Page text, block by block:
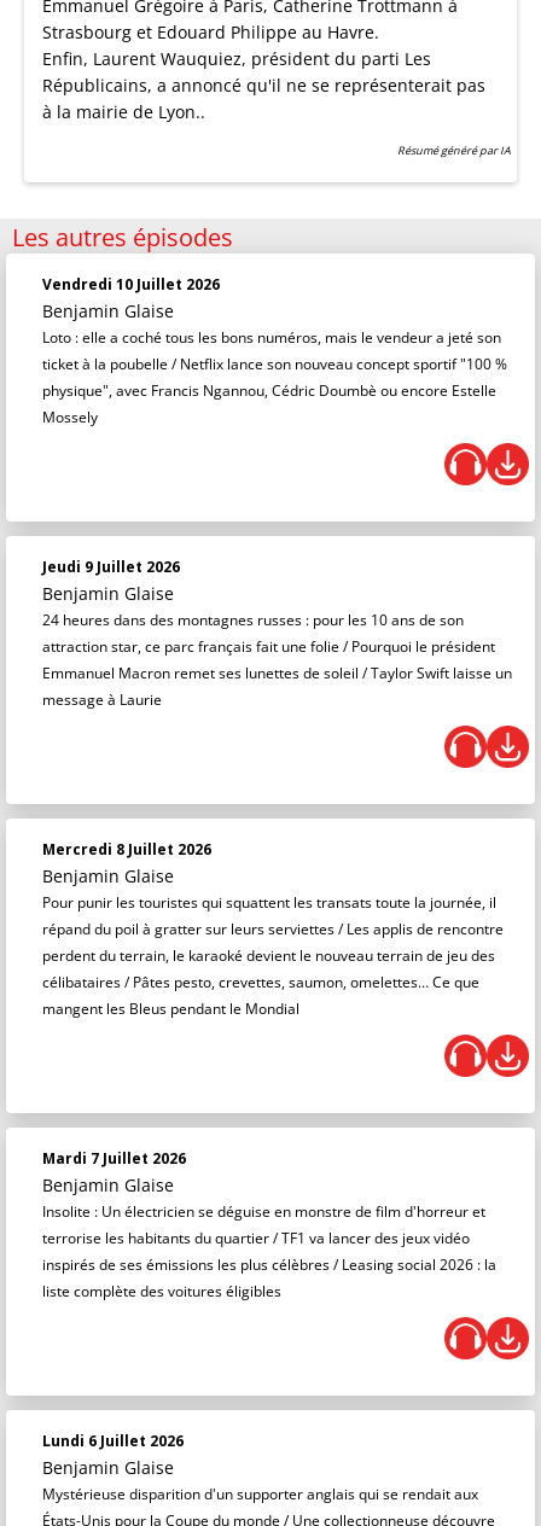
Emmanuel Grégoire à Paris, Catherine Trottmann à
Strasbourg et Edouard Philippe au Havre.
Enfin, Laurent Wauquiez, président du parti Les
Républicains, a annoncé qu'il ne se représenterait pas
à la mairie de Lyon..
Résumé généré par IA
Les autres épisodes
Vendredi 10 Juillet 2026
Benjamin Glaise
Loto : elle a coché tous les bons numéros, mais le vendeur a jeté son
ticket à la poubelle / Netflix lance son nouveau concept sportif "100 %
physique", avec Francis Ngannou, Cédric Doumbè ou encore Estelle
Mossely
Jeudi 9 Juillet 2026
Benjamin Glaise
24 heures dans des montagnes russes : pour les 10 ans de son
attraction star, ce parc français fait une folie / Pourquoi le président
Emmanuel Macron remet ses lunettes de soleil / Taylor Swift laisse un
message à Laurie
Mercredi 8 Juillet 2026
Benjamin Glaise
Pour punir les touristes qui squattent les transats toute la journée, il
répand du poil à gratter sur leurs serviettes / Les applis de rencontre
perdent du terrain, le karaoké devient le nouveau terrain de jeu des
célibataires / Pâtes pesto, crevettes, saumon, omelettes… Ce que
mangent les Bleus pendant le Mondial
Mardi 7 Juillet 2026
Benjamin Glaise
Insolite : Un électricien se déguise en monstre de film d'horreur et
terrorise les habitants du quartier / TF1 va lancer des jeux vidéo
inspirés de ses émissions les plus célèbres / Leasing social 2026 : la
liste complète des voitures éligibles
Lundi 6 Juillet 2026
Benjamin Glaise
Mystérieuse disparition d'un supporter anglais qui se rendait aux
États-Unis pour la Coupe du monde / Une collectionneuse découvre